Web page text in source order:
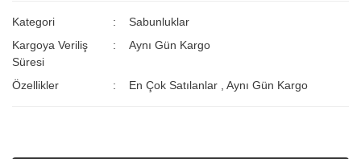
Kategori
Sabunluklar
Kargoya Veriliş
Süresi
Aynı Gün Kargo
Özellikler En Çok Satılanlar ,Aynı Gün Kargo